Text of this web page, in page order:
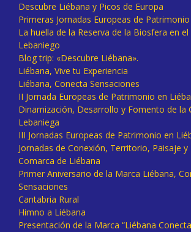
Descubre Liébana y Picos de Europa
Primeras Jornadas Europeas de
La huella de la Reserva de la Biosfera en
Lebaniego
Blog trip: «Descubre Liébana».
Liébana, Vive tu Experiencia
Liébana, Conecta Sensaciones
II Jornada Europeas de Patrimonio en
Dinamización, Desarrollo y Fomento de la
Lebaniega
III Jornadas Europeas de Patrimonio en
Jornadas de Conexión, Territorio, Paisaje y
Comarca de Liébana
Primer Aniversario de la Marca Liébana,
Sensaciones
Cantabria Rural
Himno a Liébana
Presentación de la Marca “Liébana